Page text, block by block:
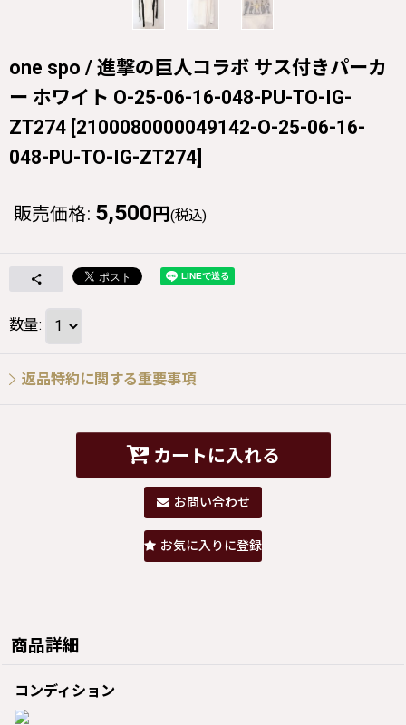
one spo / 進撃の巨人コラボ サス付きパーカ
ー ホワイト O-25-06-16-048-PU-TO-IG-
ZT274 [2100080000049142-O-25-06-16-
048-PU-TO-IG-ZT274]
販売価格: 5,500 円 (税込)
数量:
返品特約に関する重要事項
カートに入れる
お問い合わせ
お気に入りに登録
商品詳細
コンディション